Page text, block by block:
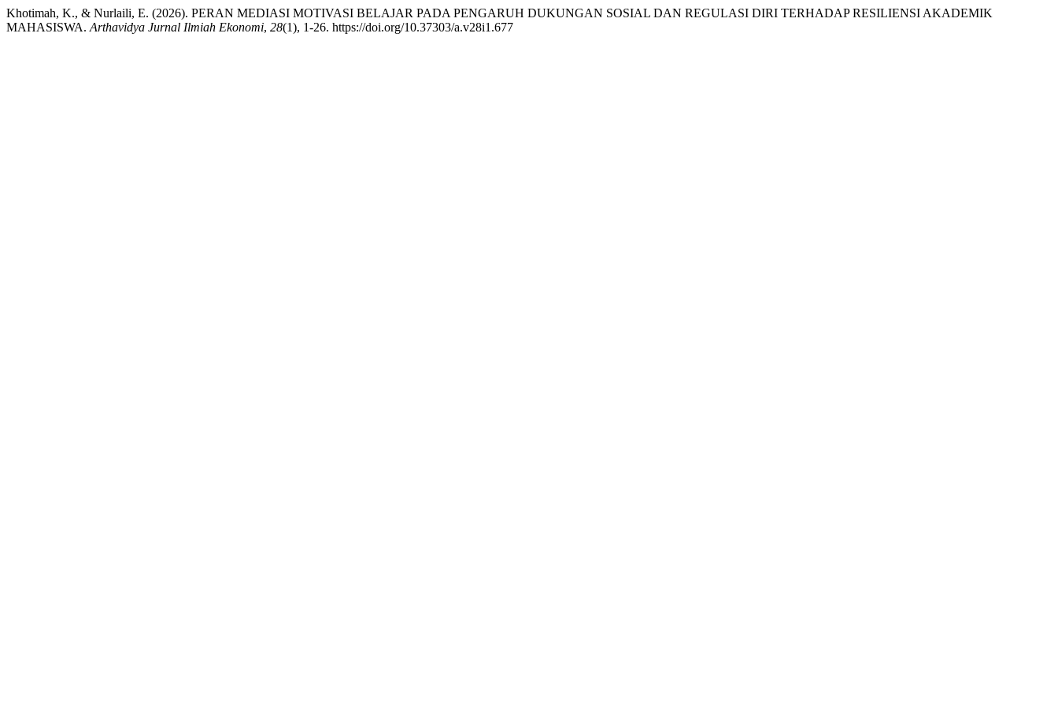
Khotimah, K., & Nurlaili, E. (2026). PERAN MEDIASI MOTIVASI BELAJAR PADA PENGARUH DUKUNGAN SOSIAL DAN REGULASI DIRI TERHADAP RESILIENSI AKADEMIK
MAHASISWA. Arthavidya Jurnal Ilmiah Ekonomi, 28(1), 1-26. https://doi.org/10.37303/a.v28i1.677